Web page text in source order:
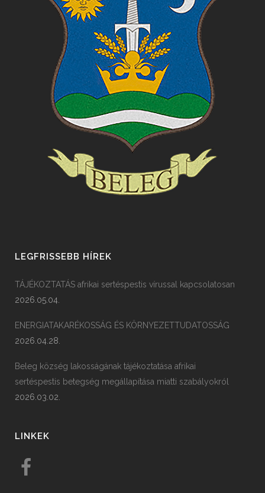
LEGFRISSEBB HÍREK
TÁJÉKOZTATÁS afrikai sertéspestis vírussal kapcsolatosan
2026.05.04.
ENERGIATAKARÉKOSSÁG ÉS KÖRNYEZETTUDATOSSÁG
2026.04.28.
Beleg község lakosságának tájékoztatása afrikai
sertéspestis betegség megállapítása miatti szabályokról
2026.03.02.
LINKEK